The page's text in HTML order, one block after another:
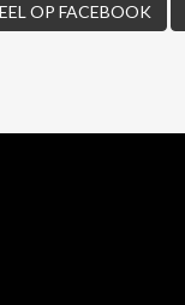
OP FACEBOOK